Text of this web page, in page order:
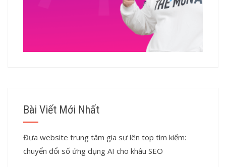
Bài Viết Mới Nhất
Đưa website trung tâm gia sư lên top tìm kiếm:
chuyển đổi số ứng dụng AI cho khâu SEO